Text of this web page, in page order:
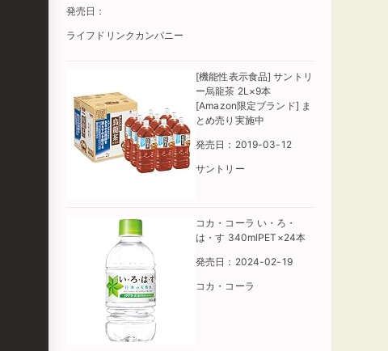
発売日：
ライフドリンクカンパニー
[機能性表示食品] サントリ
ー烏龍茶 2L×9本
[Amazon限定ブランド] ま
とめ売り実施中
発売日：2019-03-12
サントリー
コカ・コーラ い・ろ・
は・す 340mlPET×24本
発売日：2024-02-19
コカ・コーラ